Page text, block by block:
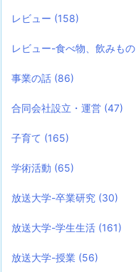
レビュー (158)
レビュー-食べ物、飲みもの
事業の話 (86)
合同会社設立・運営 (47)
子育て (165)
学術活動 (65)
放送大学-卒業研究 (30)
放送大学-学生生活 (161)
放送大学-授業 (56)